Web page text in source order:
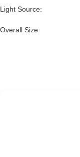
Light Source:
Overall Size: